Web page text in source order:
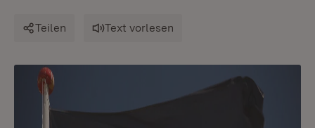
Teilen Text vorlesen